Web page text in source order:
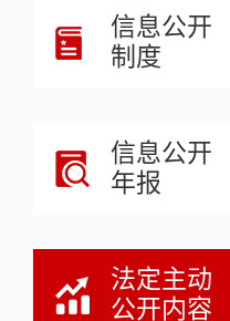
信息公开
制度
信息公开
年报
法定主动
公开内容